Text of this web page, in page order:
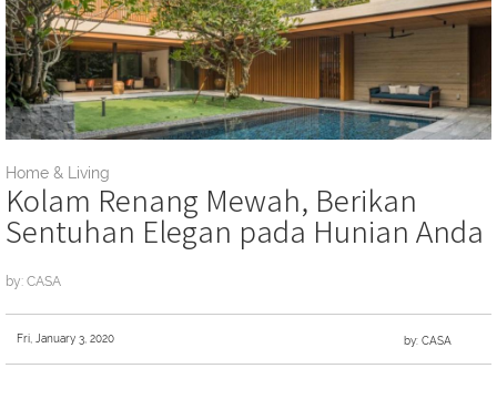
Home & Living
Kolam Renang Mewah, Berikan
Sentuhan Elegan pada Hunian Anda
by: CASA
Fri, January 3, 2020 by: CASA